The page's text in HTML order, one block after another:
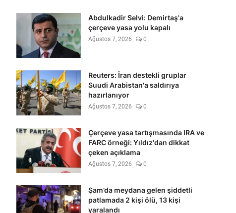
Abdulkadir Selvi: Demirtaş'a
çerçeve yasa yolu kapalı
Ağustos 7, 2026 0
Reuters: İran destekli gruplar
Suudi Arabistan'a saldırıya
hazırlanıyor
Ağustos 7, 2026 0
Çerçeve yasa tartışmasında IRA ve
FARC örneği: Yıldız'dan dikkat
çeken açıklama
Ağustos 7, 2026 0
Şam’da meydana gelen şiddetli
patlamada 2 kişi ölü, 13 kişi
yaralandı